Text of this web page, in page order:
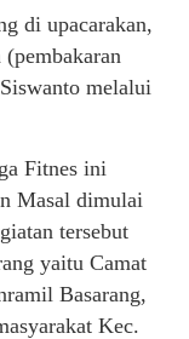
di upacarakan,
melalui
Fitnes ini
Masal dimulai
tersebut
yaitu Camat
Basarang,
Kec.